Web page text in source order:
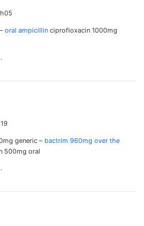
oral ampicillin ciprofloxacin 1000mg
generic – bactrim 960mg over the
500mg oral